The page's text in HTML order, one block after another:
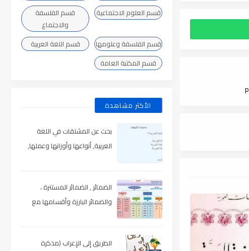
قسم العلوم الاجتماعية
قسم الفلسفة
والاجتماع
قسم الفلسفة وعلومها
قسم اللغة العربية
قسم المكتبة العامة
الأكثر مشاهدة
بحث عن المشتقات في اللغة
العربية, أنواعها وأوزانها وعملها,
الضمائر , الضمائر المستترة ،
والضمائر البارزة وأقسامها مع
الطريق إلى الإعراب (مذكرة